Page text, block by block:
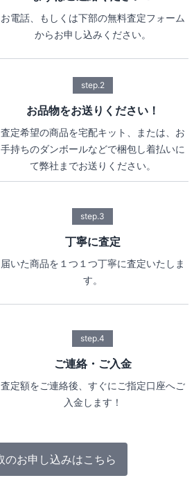
お電話、もしくは下部の無料査定フォーム
からお申し込みください。
step.2
お品物をお送りください！
査定希望の商品を宅配キット、または、お
手持ちのダンボールなどで梱包し着払いに
て弊社までお送りください。
step.3
丁寧に査定
届いた商品を１つ１つ丁寧に査定いたしま
す。
step.4
ご連絡・ご入金
査定額をご連絡後、すぐにご指定口座へご
入金します！
のお申し込みはこちら